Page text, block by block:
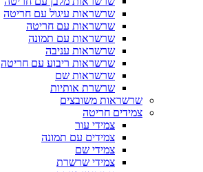
שרשראות עיגול עם חריטה
שרשראות עם חריטה
שרשראות עם תמונה
שרשראות עניבה
שרשראות ריבוע עם חריטה
שרשראות שם
שרשרת אותיות
שרשראות משובצים
צמידים חריטה
צמידי עור
צמידים עם תמונה
צמידי שם
צמידי שרשרת